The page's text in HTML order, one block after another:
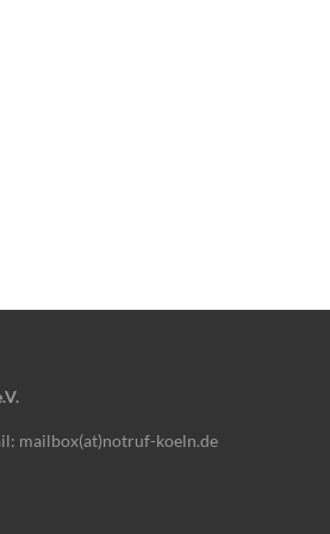
mailbox(at)notruf-koeln.de